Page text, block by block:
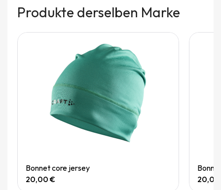
Produkte derselben Marke
Quick View
Bonnet core jersey
20,00 €